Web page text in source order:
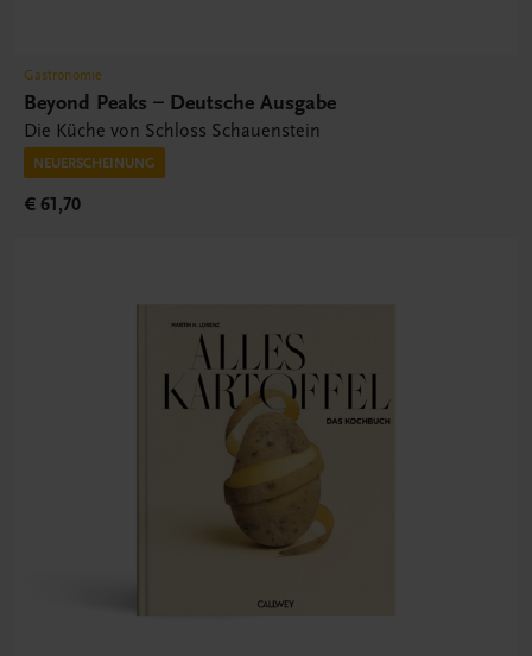
Gastronomie
Beyond Peaks – Deutsche Ausgabe
Die Küche von Schloss Schauenstein
NEUERSCHEINUNG
€ 61,70